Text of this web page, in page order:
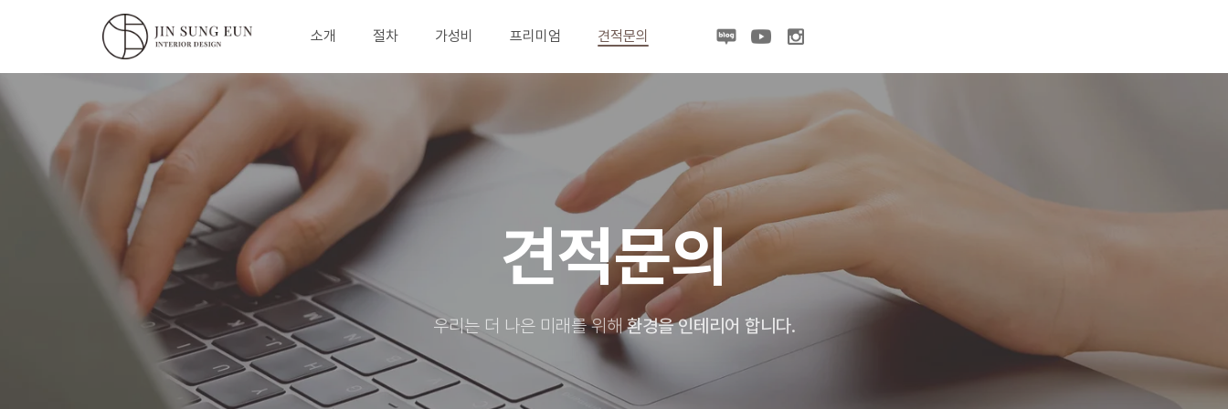
소개 절차 가성비 프리미엄 견적문의
견적문의
우리는 더 나은 미래를 위해환경을 인테리어 합니다.